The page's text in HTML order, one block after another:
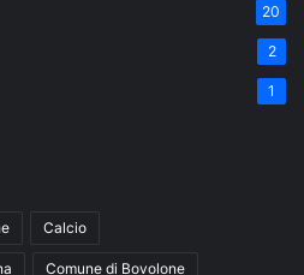
20
2
1
Calcio
Comune di Bovolone